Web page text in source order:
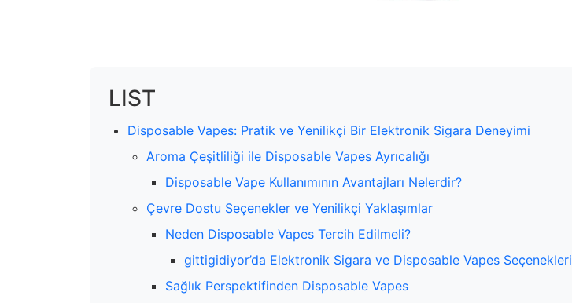
LIST
Disposable Vapes: Pratik ve Yenilikçi Bir Elektronik Sigara Deneyimi
Aroma Çeşitliliği ile Disposable Vapes Ayrıcalığı
Disposable Vape Kullanımının Avantajları Nelerdir?
Çevre Dostu Seçenekler ve Yenilikçi Yaklaşımlar
Neden Disposable Vapes Tercih Edilmeli?
gittigidiyor’da Elektronik Sigara ve Disposable Vapes Seçenekleri
Sağlık Perspektifinden Disposable Vapes